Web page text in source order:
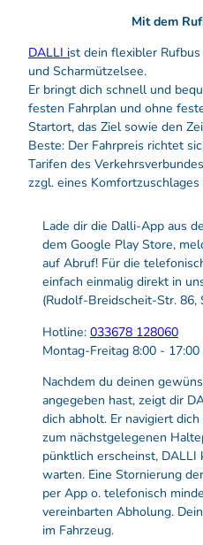
Mit dem
DALLI ist dein flexibler
und Scharmützelsee.
Er bringt dich schnell und
festen Fahrplan und ohne
Startort, das Ziel sowie den
Beste: Der Fahrpreis richtet
Tarifen des
zzgl. eines
Lade dir die Dalli-App aus
dem Google Play Store,
auf Abruf! Für die
einfach einmalig direkt in
(Rudolf-Breidscheit-Str. 86,
Hotline: 033678 128060
Montag-Freitag 8:00 - 17:00
Nachdem du deinen
angegeben hast, zeigt dir
dich abholt. Er navigiert
zum nächstgelegenen
pünktlich erscheinst, DALLI
warten. Eine Stornierung
per App o. telefonisch
vereinbarten Abholung.
im Fahrzeug.